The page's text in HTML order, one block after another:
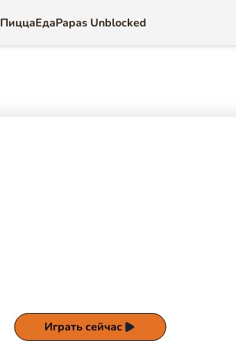
ПиццаЕдаPapas Unblocked
Играть сейчас